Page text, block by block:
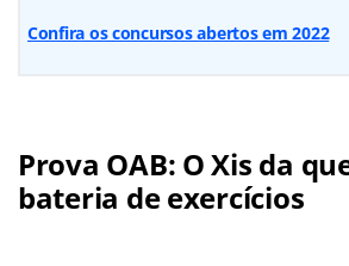
Confira os concursos abertos em 2022
Prova OAB: O Xis da
bateria de exercícios